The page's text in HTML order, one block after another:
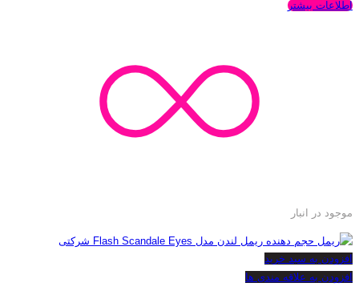
اطلاعات بیشتر
موجود در انبار
افزودن به سبد خرید
افزودن به علاقه مندی ها